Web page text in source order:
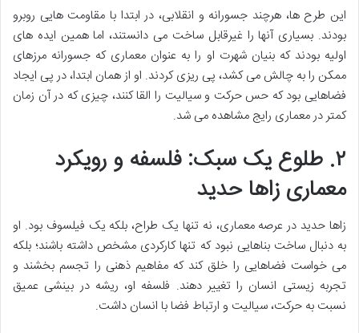
این طرح ها، هرچند جسورانه و انقلابی، در ابتدا با مقاومت هایی روبرو
بودند. بسیاری آنها را غیرقابل ساخت می دانستند، اما همین ایده های
اولیه بودند که بنیان شهرت او را به عنوان معماری که جسورانه مرزهای
ممکن را به چالش می کشد، پی ریزی کردند. او از همان ابتدا، در پی ایجاد
فضاهایی بود که حس حرکت و سیالیت را القا کنند، چیزی که در آن زمان
کمتر در معماری رایج مشاهده می شد.
۲. طلوع یک سبک: فلسفه و رویکرد
معماری زاها حدید
زاها حدید در عرصه معماری، نه تنها یک طراح، بلکه یک فیلسوف بود. او
به دنبال ساخت بناهایی نبود که تنها کارکردی مشخص داشته باشند؛ بلکه
می خواست فضاهایی را خلق کند که مفاهیم ذهنی را تجسم بخشند و
تجربه زیستی انسان را تغییر دهند. فلسفه او، ریشه در بینشی عمیق
نسبت به حرکت، سیالیت و ارتباط فضا با انسان داشت.